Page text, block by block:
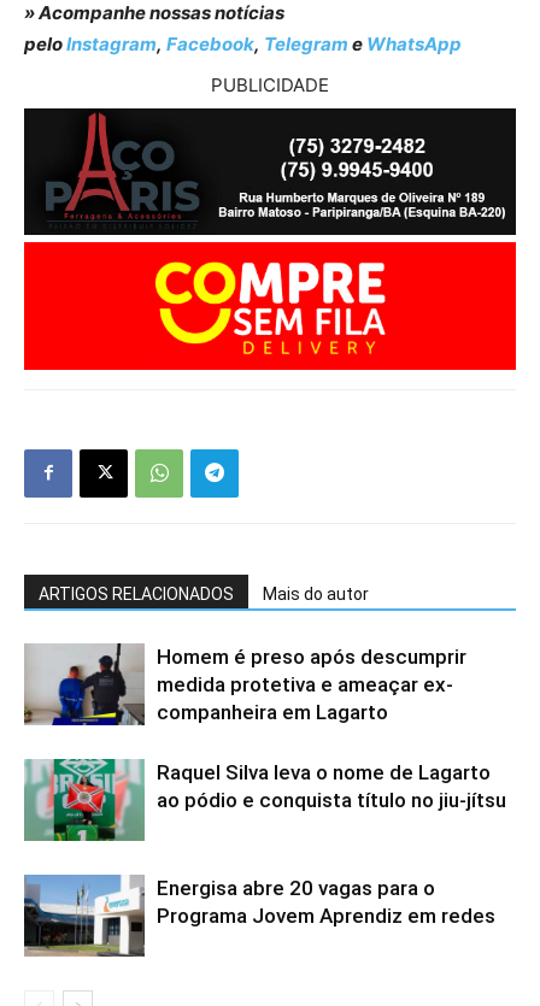
» Acompanhe nossas notícias
peloInstagram, Facebook, Telegram e WhatsApp
PUBLICIDADE
ARTIGOS RELACIONADOS Mais do autor
Homem é preso após descumprir
medida protetiva e ameaçar ex-
companheira em Lagarto
Raquel Silva leva o nome de Lagarto
ao pódio e conquista título no jiu-jítsu
Energisa abre 20 vagas para o
Programa Jovem Aprendiz em redes